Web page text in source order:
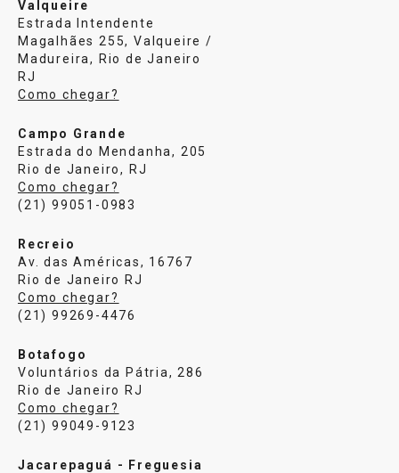
Valqueire
Estrada Intendente
Magalhães 255, Valqueire /
Madureira, Rio de Janeiro
RJ
Como chegar?
Campo Grande
Estrada do Mendanha, 205
Rio de Janeiro, RJ
Como chegar?
(21) 99051-0983
Recreio
Av. das Américas, 16767
Rio de Janeiro RJ
Como chegar?
(21) 99269-4476
Botafogo
Voluntários da Pátria, 286
Rio de Janeiro RJ
Como chegar?
(21) 99049-9123
Jacarepaguá - Freguesia